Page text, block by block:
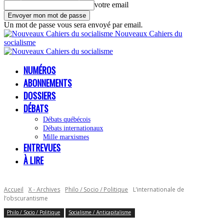
votre email
Un mot de passe vous sera envoyé par email.
Nouveaux Cahiers du
socialisme
NUMÉROS
ABONNEMENTS
DOSSIERS
DÉBATS
Débats québécois
Débats internationaux
Mille marxismes
ENTREVUES
À LIRE
Accueil X - Archives Philo / Socio / Politique
L’internationale de
l’obscurantisme
Philo / Socio / Politique Socialisme / Anticapitalisme